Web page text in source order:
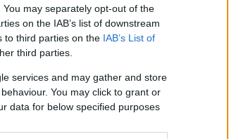
may separately opt-out of the
on the IAB’s list of downstream
to third parties on the IAB’s List of
third parties.
services and may gather and store
You may click to grant or
data for below specified purposes